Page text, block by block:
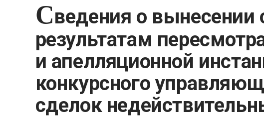
Сведения о вынесении
результатам
и апелляционной
конкурсного
сделок